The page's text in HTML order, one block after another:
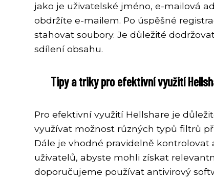
jako je uživatelské jméno, e-mailová
obdržíte e-mailem. Po úspěšné
stahovat soubory. Je důležité
sdílení obsahu.
Tipy a triky pro efektivní využití
Pro efektivní využití Hellshare je
využívat možnost různých typů filtrů
Dále je vhodné pravidelně
uživatelů, abyste mohli získat
doporučujeme používat antivirový